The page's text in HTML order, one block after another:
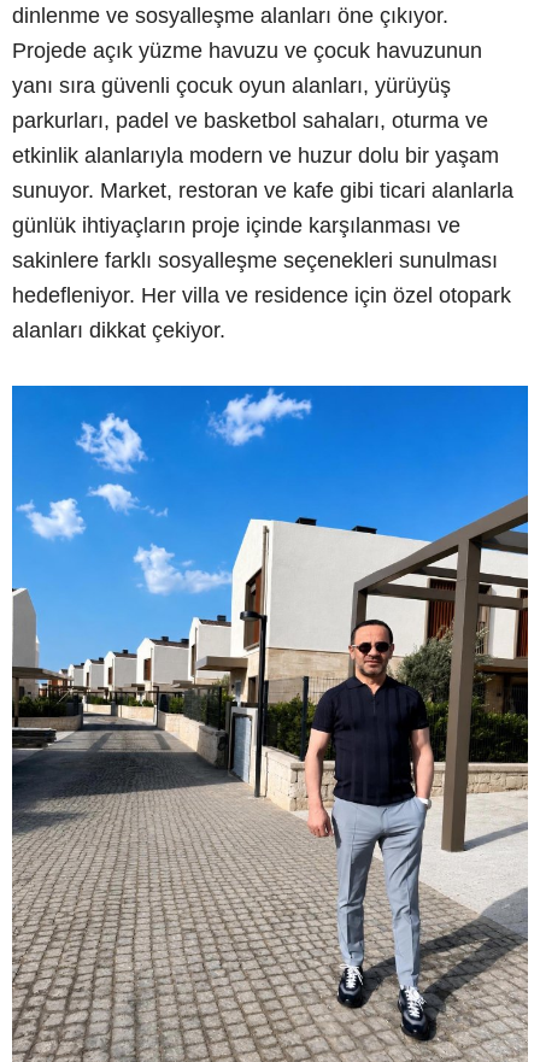
dinlenme ve sosyalleşme alanları öne çıkıyor.
Projede açık yüzme havuzu ve çocuk havuzunun
yanı sıra güvenli çocuk oyun alanları, yürüyüş
parkurları, padel ve basketbol sahaları, oturma ve
etkinlik alanlarıyla modern ve huzur dolu bir yaşam
sunuyor. Market, restoran ve kafe gibi ticari alanlarla
günlük ihtiyaçların proje içinde karşılanması ve
sakinlere farklı sosyalleşme seçenekleri sunulması
hedefleniyor. Her villa ve residence için özel otopark
alanları dikkat çekiyor.